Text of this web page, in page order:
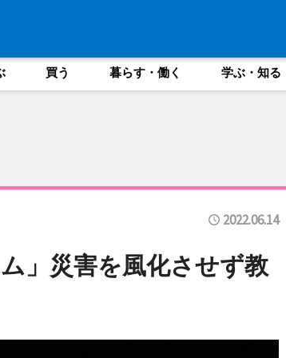
買う 暮らす・働く 学ぶ・知る
2022.06.14
」災害を風化させず教